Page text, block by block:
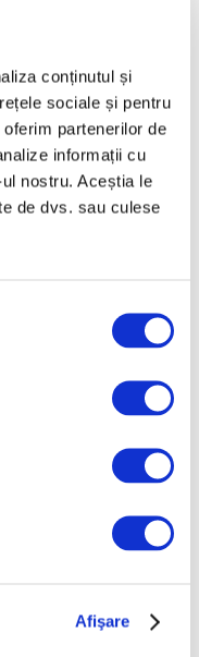
conținutul și
sociale și pentru
partenerilor de
informații cu
nostru. Aceștia le
de dvs. sau culese
Afişare